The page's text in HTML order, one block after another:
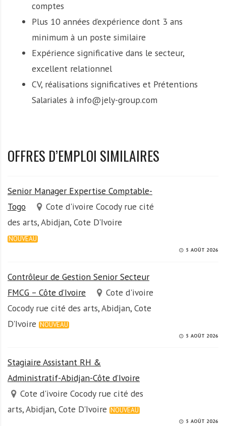
comptes
Plus 10 années d’expérience dont 3 ans
minimum à un poste similaire
Expérience significative dans le secteur,
excellent relationnel
CV, réalisations significatives et Prétentions
Salariales à info@jely-group.com
OFFRES D’EMPLOI SIMILAIRES
Senior Manager Expertise Comptable-
Togo
Cote d'ivoire Cocody rue cité
des arts, Abidjan, Cote D'Ivoire
NOUVEAU
5 AOÛT 2026
Contrôleur de Gestion Senior Secteur
FMCG – Côte d’Ivoire
Cote d'ivoire
Cocody rue cité des arts, Abidjan, Cote
D'Ivoire NOUVEAU
5 AOÛT 2026
Stagiaire Assistant RH &
Administratif-Abidjan-Côte d’Ivoire
Cote d'ivoire Cocody rue cité des
arts, Abidjan, Cote D'Ivoire NOUVEAU
5 AOÛT 2026